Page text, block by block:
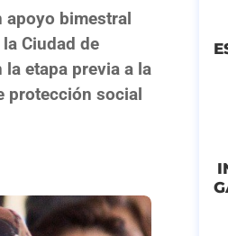
apoyo bimestral
Ciudad de
etapa previa a la
protección social